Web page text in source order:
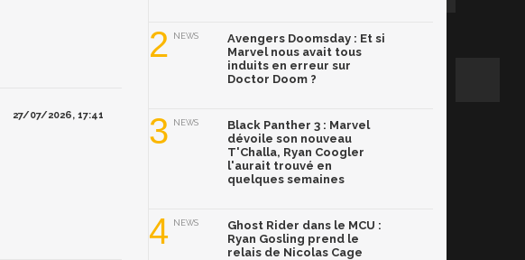
27/07/2026, 17:41
2 NEWS
Avengers Doomsday : Et si
Marvel nous avait tous
induits en erreur sur
Doctor Doom ?
3 NEWS
Black Panther 3 : Marvel
dévoile son nouveau
T'Challa, Ryan Coogler
l'aurait trouvé en
quelques semaines
4 NEWS
Ghost Rider dans le MCU :
Ryan Gosling prend le
relais de Nicolas Cage